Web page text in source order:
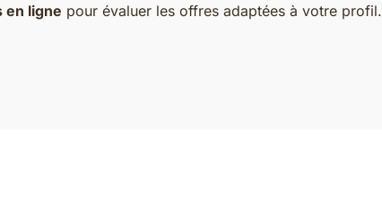
en ligne pour évaluer les offres adaptées à votre profil.